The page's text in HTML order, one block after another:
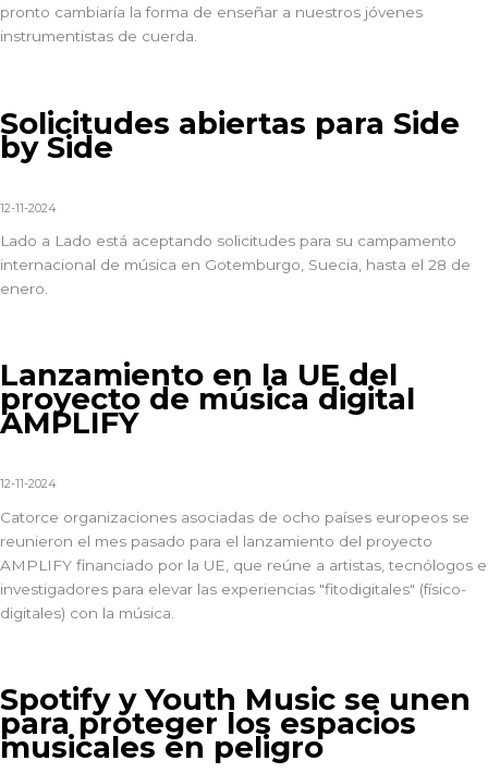
pronto cambiaría la forma de enseñar a nuestros jóvenes
instrumentistas de cuerda.
Solicitudes abiertas para Side
by Side
12-11-2024
Lado a Lado está aceptando solicitudes para su campamento
internacional de música en Gotemburgo, Suecia, hasta el 28 de
enero.
Lanzamiento en la UE del
proyecto de música digital
AMPLIFY
12-11-2024
Catorce organizaciones asociadas de ocho países europeos se
reunieron el mes pasado para el lanzamiento del proyecto
AMPLIFY financiado por la UE, que reúne a artistas, tecnólogos e
investigadores para elevar las experiencias "fitodigitales" (físico-
digitales) con la música.
Spotify y Youth Music se unen
para proteger los espacios
musicales en peligro